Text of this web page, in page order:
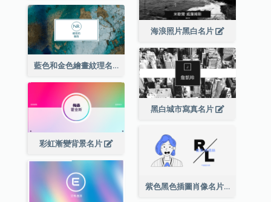
海浪照片黑白名片
藍色和金色繪畫紋理名片
黑白城市寫真名片
彩虹漸變背景名片
紫色黑色插圖肖像名片